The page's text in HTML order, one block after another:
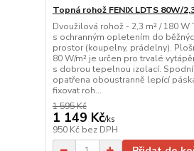
Topná rohož FENIX LDTS 80W/
Dvoužilová rohož - 2,3 m² / 180 W
s ochranným opletením do
prostor (koupelny, prádelny).
80 W/m² je určen pro trvalé
s dobrou tepelnou izolací.
opatřena oboustranně lepící
fixovat roh...
1 595 Kč
1 149 Kč/ks
950 Kč bez DPH